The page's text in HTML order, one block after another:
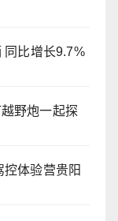
同比增长9.7%
野炮一起探
体验营贵阳